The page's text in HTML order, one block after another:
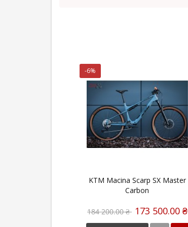
-6%
KTM Macina Scarp SX Master
Carbon
184 200.00 ₴ 173 500.00 ₴